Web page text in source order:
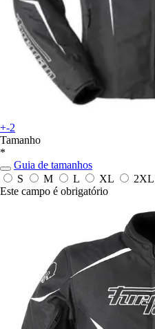
+-2
Tamanho
*
Guia de tamanhos
S
M L XL 2XL
Este campo é obrigatório